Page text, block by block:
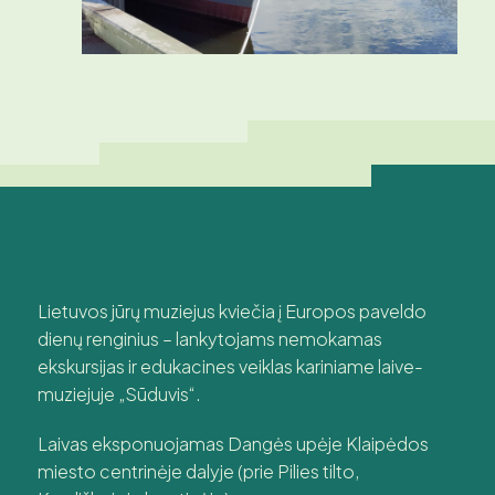
Lietuvos jūrų muziejus kviečia į Europos paveldo
dienų renginius – lankytojams nemokamas
ekskursijas ir edukacines veiklas kariniame laive-
muziejuje „Sūduvis“.
Laivas eksponuojamas Dangės upėje Klaipėdos
miesto centrinėje dalyje (prie Pilies tilto,